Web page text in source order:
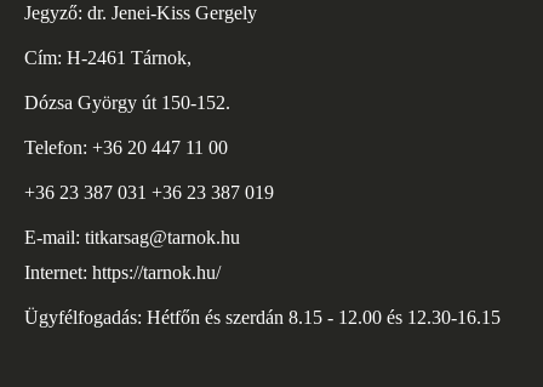
Jegyző: dr. Jenei-Kiss Gergely
Cím: H-2461 Tárnok,
Dózsa György út 150-152.
Telefon: +36 20 447 11 00
+36 23 387 031 +36 23 387 019
E-mail: titkarsag@tarnok.hu
Internet: https://tarnok.hu/
Ügyfélfogadás: Hétfőn és szerdán 8.15 - 12.00 és 12.30-16.15